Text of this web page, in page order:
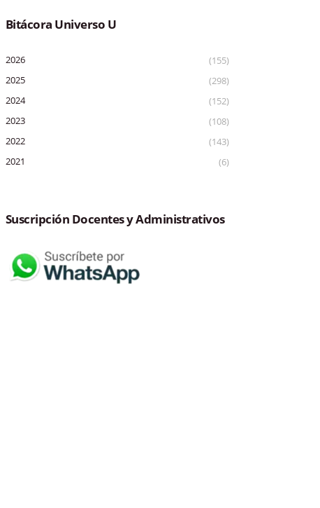
Bitácora Universo U
2026
(155)
2025
(298)
2024
(152)
2023
(108)
2022
(143)
2021
(6)
Suscripción Docentes y Administrativos